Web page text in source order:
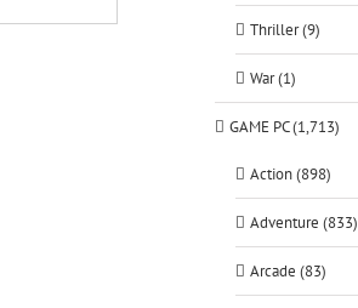
Thriller (9)
War (1)
GAME PC (1,713)
Action (898)
Adventure (833)
Arcade (83)